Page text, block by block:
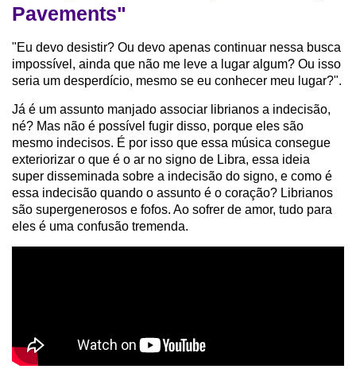
Pavements"
"Eu devo desistir? Ou devo apenas continuar nessa busca
impossível, ainda que não me leve a lugar algum? Ou isso
seria um desperdício, mesmo se eu conhecer meu lugar?".
Já é um assunto manjado associar librianos a indecisão,
né? Mas não é possível fugir disso, porque eles são
mesmo indecisos. É por isso que essa música consegue
exteriorizar o que é o ar no signo de Libra, essa ideia
super disseminada sobre a indecisão do signo, e como é
essa indecisão quando o assunto é o coração? Librianos
são supergenerosos e fofos. Ao sofrer de amor, tudo para
eles é uma confusão tremenda.